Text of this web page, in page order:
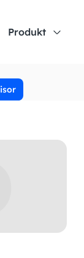
Produkt